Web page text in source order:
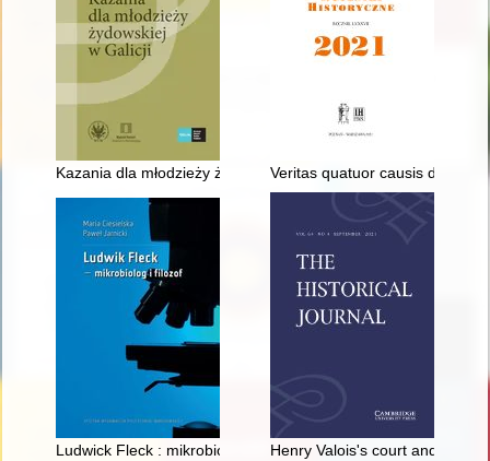
Kazania dla młodzieży żydowskiej w Galicji
Veritas quatuor causis
Ludwick Fleck : mikrobiolog i filozofHenry Valois's court and